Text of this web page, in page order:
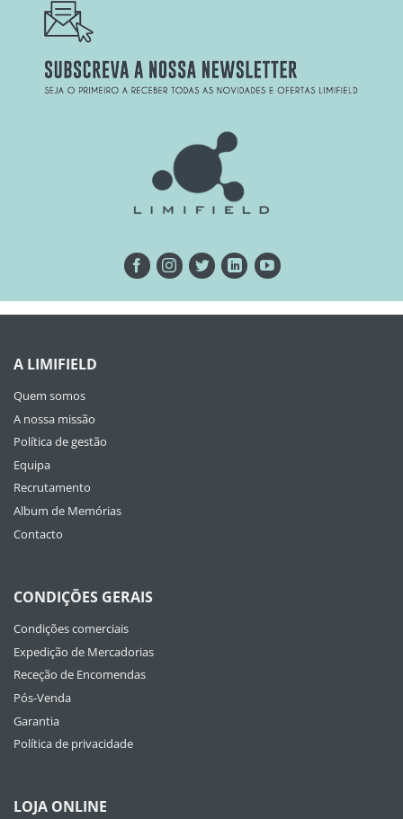
A LIMIFIELD
Quem somos
A nossa missão
Política de gestão
Equipa
Recrutamento
Album de Memórias
Contacto
CONDIÇÕES GERAIS
Condições comerciais
Expedição de Mercadorias
Receção de Encomendas
Pós-Venda
Garantia
Política de privacidade
LOJA ONLINE